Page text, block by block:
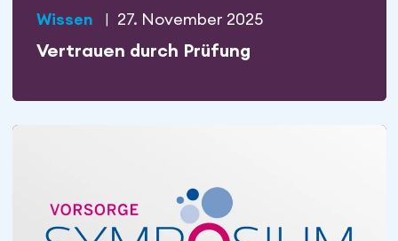
Wissen | 27. November 2025
Vertrauen durch Prüfung